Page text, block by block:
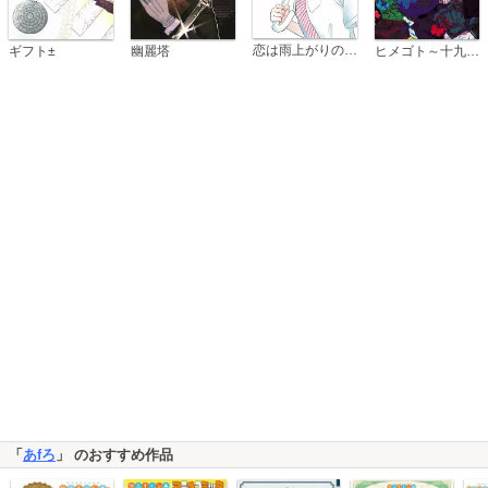
ギフト± 幽麗塔 恋は雨上がりのように
「あfろ 」 のおすすめ作品